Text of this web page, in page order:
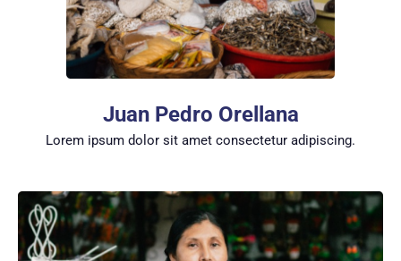
Juan Pedro Orellana
Lorem ipsum dolor sit amet consectetur adipiscing.